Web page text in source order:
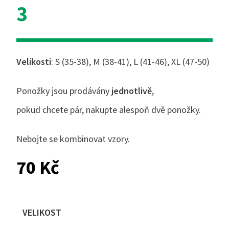
3
Velikosti: S (35-38), M (38-41), L (41-46), XL (47-50)
Ponožky jsou prodávány jednotlivě,
pokud chcete pár, nakupte alespoň dvě ponožky.
Nebojte se kombinovat vzory.
70 Kč
VELIKOST